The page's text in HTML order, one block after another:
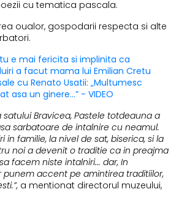
cu tematica pascala.
oualor, gospodarii respecta si alte
e mai fericita si implinita ca
a facut mama lui Emilian Cretu
cu Renato Usatii: „Multumesc
asa un ginere...” - VIDEO
Bravicea, Pastele totdeauna a
sarbatoare de intalnire cu neamul.
in familie, la nivel de sat, biserica, si la
noi a devenit o traditie ca in preajma
facem niste intalniri... dar, In
punem accent pe amintirea traditiilor,
a mentionat directorul muzeului,